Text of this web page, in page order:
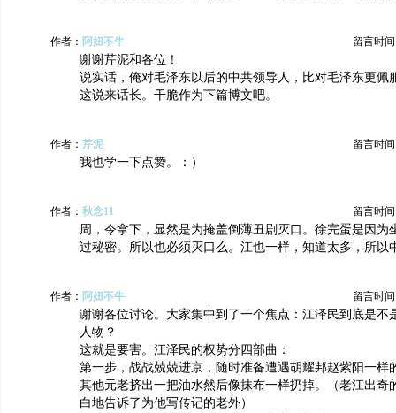
作者： 阿妞不牛 留言时间
谢谢芹泥和各位！
说实话，俺对毛泽东以后的中共领导人，比对毛泽东更佩
这说来话长。干脆作为下篇博文吧。
作者： 芹泥 留言时间
我也学一下点赞。：）
作者： 秋念11 留言时间
周，令拿下，显然是为掩盖倒薄丑剧灭口。徐完蛋是因为
过秘密。所以也必须灭口么。江也一样，知道太多，所以
作者： 阿妞不牛 留言时间
谢谢各位讨论。大家集中到了一个焦点：江泽民到底是不
人物？
这就是要害。江泽民的权势分四部曲：
第一步，战战兢兢进京，随时准备遭遇胡耀邦赵紫阳一样
其他元老挤出一把油水然后像抹布一样扔掉。（老江出奇
白地告诉了为他写传记的老外）